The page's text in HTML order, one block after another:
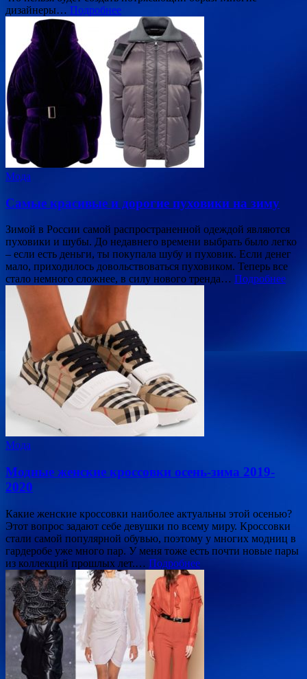
дизайнеры… Подробнее
Мода
Самые красивые и дорогие пуховики на зиму
Зимой в России самой распространенной одеждой являются
пуховики и шубы. До недавнего времени выбрать было легко
– если есть деньги, ты покупала шубу и пуховик. Если денег
мало, приходилось довольствоваться пуховиком. Теперь все
стало немного сложнее, в силу нового тренда… Подробнее
Мода
Модные женские кроссовки осень-зима 2019-
2020
Какие женские кроссовки наиболее актуальны этой осенью?
Этот вопрос задают себе девушки по всему миру. Кроссовки
стали самой популярной обувью, поэтому у многих модниц в
гардеробе уже много пар. У меня тоже есть почти новые пары
из коллекций прошлых лет.… Подробнее